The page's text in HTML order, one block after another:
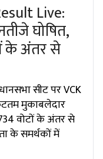
Live:
घोषित,
के अंतर से
सीट पर VCK
मुकाबलेदार
वोटों के अंतर से
के समर्थकों में